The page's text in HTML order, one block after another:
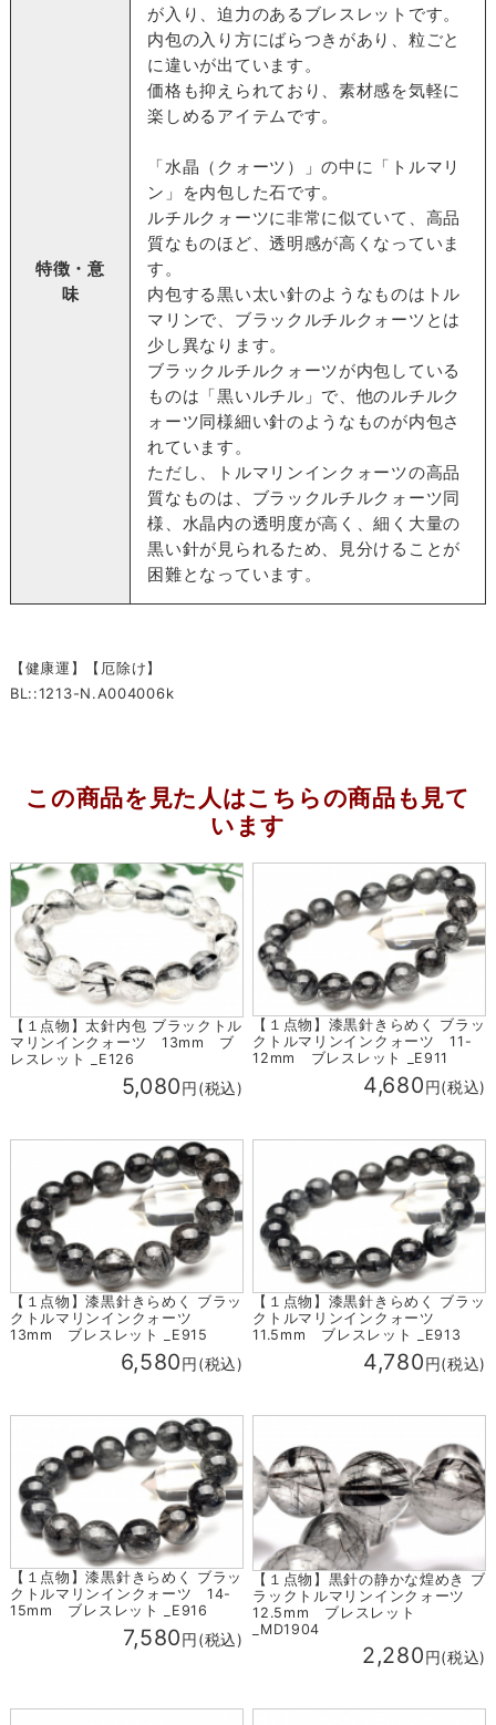
特徴・意
味
が入り、迫力のあるブレスレットです。
内包の入り方にばらつきがあり、粒ごと
に違いが出ています。
価格も抑えられており、素材感を気軽に
楽しめるアイテムです。
「水晶（クォーツ）」の中に「トルマリ
ン」を内包した石です。
ルチルクォーツに非常に似ていて、高品
質なものほど、透明感が高くなっていま
す。
内包する黒い太い針のようなものはトル
マリンで、ブラックルチルクォーツとは
少し異なります。
ブラックルチルクォーツが内包している
ものは「黒いルチル」で、他のルチルク
ォーツ同様細い針のようなものが内包さ
れています。
ただし、トルマリンインクォーツの高品
質なものは、ブラックルチルクォーツ同
様、水晶内の透明度が高く、細く大量の
黒い針が見られるため、見分けることが
困難となっています。
【健康運】【厄除け】
BL::1213-N.A004006k
この商品を見た人はこちらの商品も見て
います
【１点物】太針内包 ブラックトル
マリンインクォーツ 13mm ブ
レスレット _E126
5,080円(税込)
【１点物】漆黒針きらめく ブラッ
クトルマリンインクォーツ 11-
12mm ブレスレット _E911
4,680円(税込)
【１点物】漆黒針きらめく ブラッ
クトルマリンインクォーツ
13mm ブレスレット _E915
6,580円(税込)
【１点物】漆黒針きらめく ブラッ
クトルマリンインクォーツ
11.5mm ブレスレット _E913
4,780円(税込)
【１点物】漆黒針きらめく ブラッ
クトルマリンインクォーツ 14-
15mm ブレスレット _E916
7,580円(税込)
【１点物】黒針の静かな煌めき ブ
ラックトルマリンインクォーツ
12.5mm ブレスレット
_MD1904
2,280円(税込)